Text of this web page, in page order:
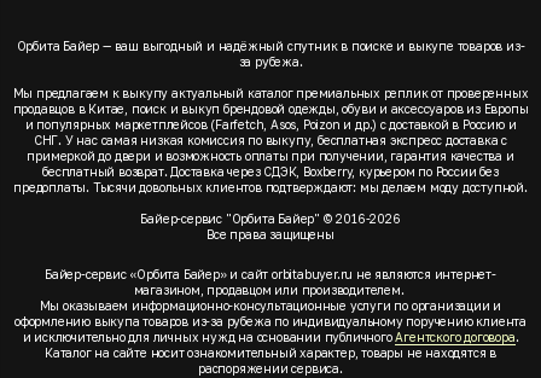
Орбита Байер — ваш выгодный и надёжный спутник в поиске и выкупе товаров из-
за рубежа.
Мы предлагаем к выкупу актуальный каталог премиальных реплик от проверенных
продавцов в Китае, поиск и выкуп брендовой одежды, обуви и аксессуаров из Европы
и популярных маркетплейсов (Farfetch, Asos, Poizon и др.) с доставкой в Россию и
СНГ. У нас самая низкая комиссия по выкупу, бесплатная экспресс доставка с
примеркой до двери и возможность оплаты при получении, гарантия качества и
бесплатный возврат. Доставка через СДЭК, Boxberry, курьером по России без
предоплаты. Тысячи довольных клиентов подтверждают: мы делаем моду доступной.
Байер-сервис "Орбита Байер" © 2016-2026
Все права защищены
Байер-сервис «Орбита Байер» и сайт orbitabuyer.ru не являются интернет-
магазином, продавцом или производителем.
Мы оказываем информационно-консультационные услуги по организации и
оформлению выкупа товаров из-за рубежа по индивидуальному поручению клиента
и исключительно для личных нужд на основании публичногоАгентского договора.
Каталог на сайте носит ознакомительный характер, товары не находятся в
распоряжении сервиса.